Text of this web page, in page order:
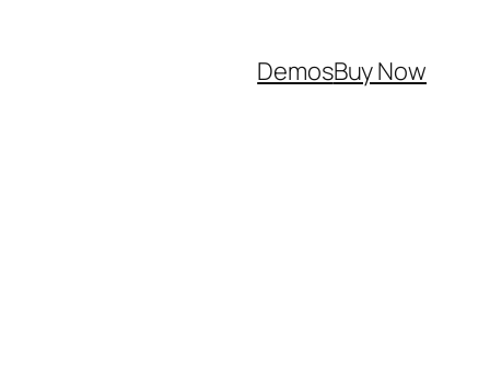
DemosBuy Now